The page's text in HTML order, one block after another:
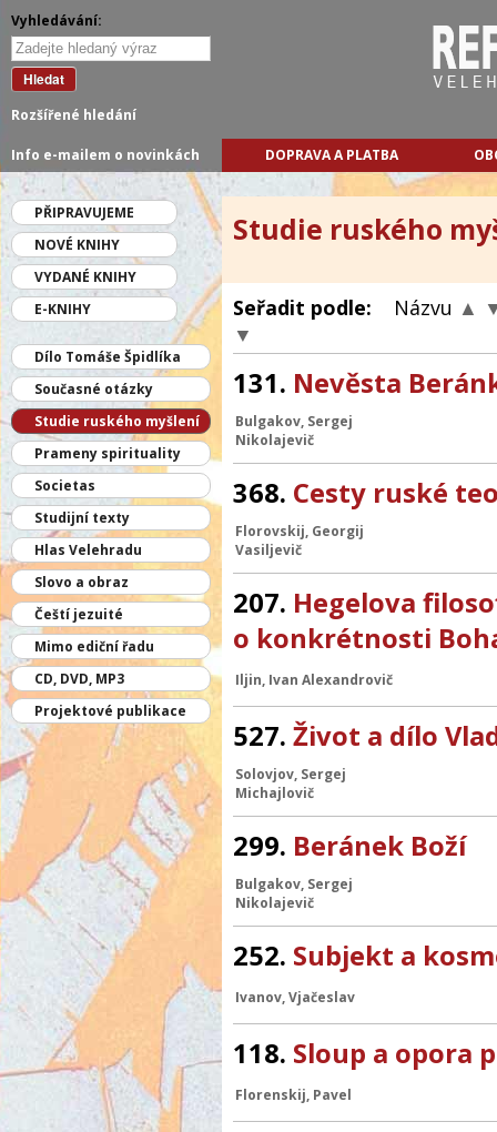
DOPRAVA A PLATBA
PŘIPRAVUJEME
NOVÉ KNIHY
VYDANÉ KNIHY
E-KNIHY
Dílo Tomáše Špidlíka
Současné otázky
Studie ruského myšlení
Prameny spirituality
Societas
Studijní texty
Hlas Velehradu
Slovo a obraz
Čeští jezuité
Mimo ediční řadu
CD, DVD, MP3
Projektové publikace
Studie ruského
Seřadit podle: Názvu ▲
▼
131. Nevěsta
Bulgakov, Sergej
Nikolajevič
368. Cesty ruské
Florovskij, Georgij
Vasiljevič
207. Hegelova
o konkrétnosti
Iljin, Ivan Alexandrovič
527. Život a dílo
Solovjov, Sergej
Michajlovič
299. Beránek Boží
Bulgakov, Sergej
Nikolajevič
252. Subjekt a
Ivanov, Vjačeslav
118. Sloup a opora
Florenskij, Pavel
Vyhledávání:
Hledat
Rozšířené hledání
Info e-mailem o novinkách